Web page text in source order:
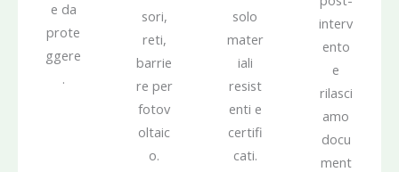
e da
prote
ggere
.
sori,
reti,
barrie
re per
fotov
oltaic
o.
solo
mater
iali
resist
enti e
certifi
cati.
interv
ento
e
rilasci
amo
docu
ment